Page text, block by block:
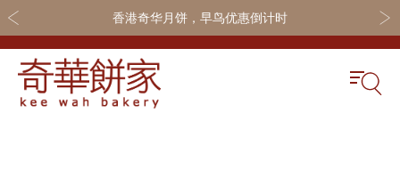
香港奇华月饼，早鸟优惠倒计时